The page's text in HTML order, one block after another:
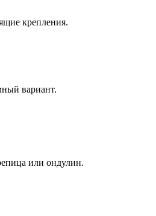
крепления.
вариант.
или ондулин.